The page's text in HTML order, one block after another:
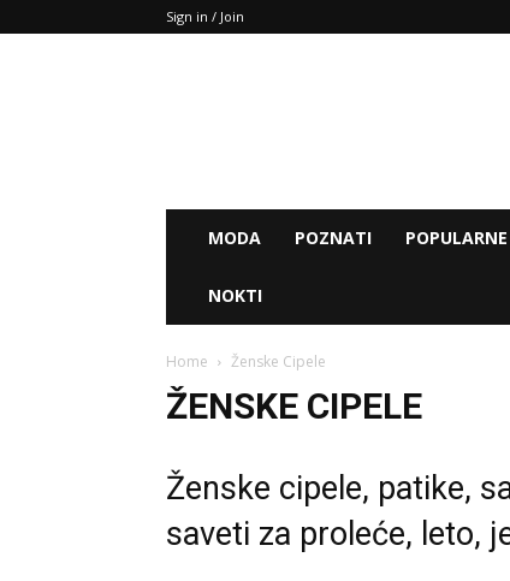
Sign in / Join
MODA POZNATI
NOKTI
Home Ženske Cipele
ŽENSKE CIPELE
Ženske cipele, patike,
saveti za proleće, leto,